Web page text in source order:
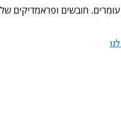
בינוני בכביש 325 ממעבר מיתר לטנא עומרים. חובשים